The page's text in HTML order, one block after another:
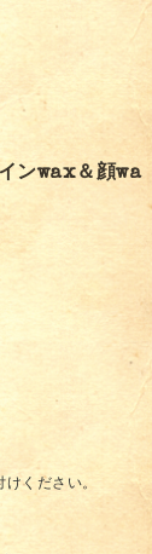
ンwax＆顔wa
ください。